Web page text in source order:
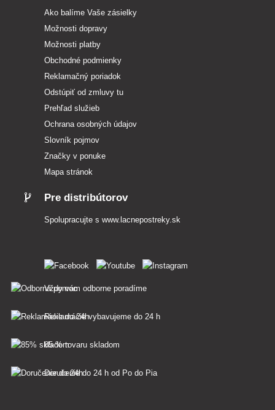
Ako balíme Vaše zásielky
Možnosti dopravy
Možnosti platby
Obchodné podmienky
Reklamačný poriadok
Odstúpiť od zmluvy tu
Prehľad služieb
Ochrana osobných údajov
Slovník pojmov
Značky v ponuke
Mapa stránok
Pre distribútorov
Spolupracujte s www.lacnepostreky.sk
Vždy vám odborne poradíme
Reklamácie vybavujeme do 24 h
85 % tovaru skladom
Doručenie do 24 h od Po do Pia